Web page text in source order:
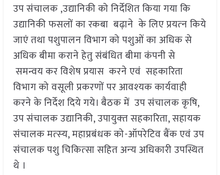
उप संचालक ,उद्यानिकी को निर्देशित किया गया कि
उद्यानिकी फसलों का रकबा बढ़ाने के लिए प्रयत्‍न किये
जाएं तथा पशुपालन विभाग को पशुओं का अधिक से
अधिक बीमा कराने हेतु संबंधित बीमा कंपनी से
समन्वय कर विशेष प्रयास करने एवं सहकारिता
विभाग को वसूली प्रकरणों पर आवश्‍यक कार्यवाही
करने के निर्देश दिये गये। बैठक में उप संचालक कृषि,
उप संचालक उद्यानिकी, उपायुक्‍त सहकारिता, सहायक
संचालक मत्‍स्‍य, महाप्रबंधक को-ऑपरेटिव बैंक एवं उप
संचालक पशु चिकित्‍सा सहित अन्‍य अधिकारी उपस्थित
थे ।